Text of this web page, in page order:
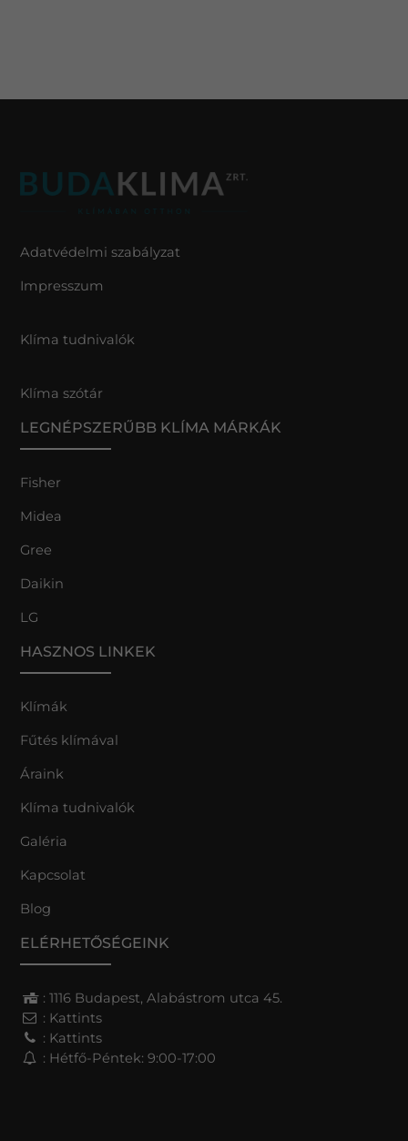
Adatvédelmi szabályzat
Impresszum
Klíma tudnivalók
Klíma szótár
LEGNÉPSZERŰBB KLÍMA MÁRKÁK
Fisher
Midea
Gree
Daikin
LG
HASZNOS LINKEK
Klímák
Fűtés klímával
Áraink
Klíma tudnivalók
Galéria
Kapcsolat
Blog
ELÉRHETŐSÉGEINK
: 1116 Budapest, Alabástrom utca 45.
: Kattints
: Kattints
: Hétfő-Péntek: 9:00-17:00